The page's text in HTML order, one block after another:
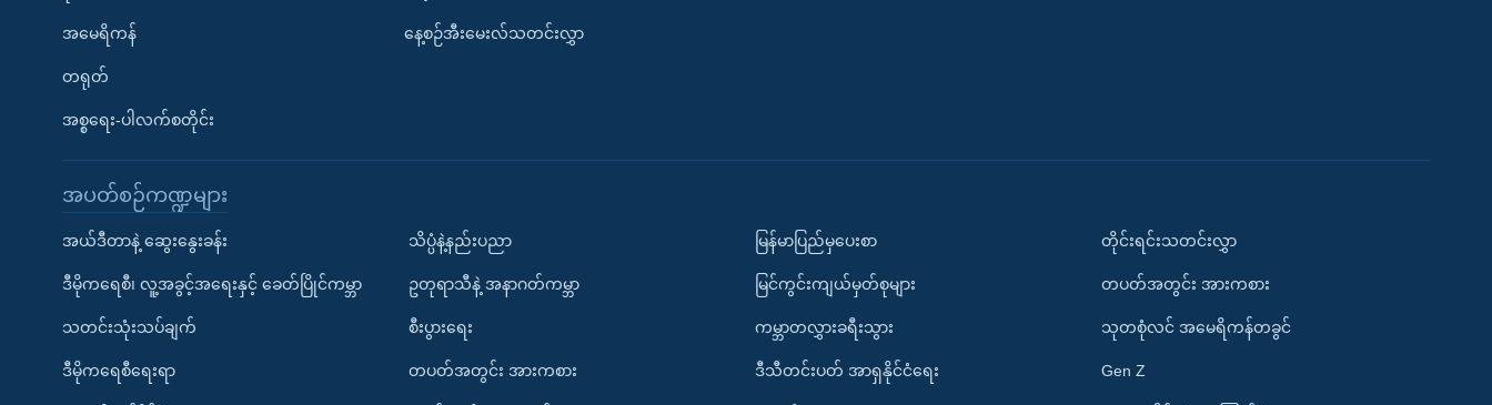
အမေရိကန်
တရုတ်
အစ္စရေး-ပါလက်စတိုင်း
နေ့စဉ်အီးမေးလ်သတင်းလွှာ
အပတ်စဉ်ကဏ္ဍများ
အယ်ဒီတာနဲ့ ဆွေးနွေးခန်း
ဒီမိုကရေစီ၊ လူ့အခွင့်အရေးနှင့် ခေတ်ပြိုင်ကမ္ဘာ
သတင်းသုံးသပ်ချက်
ဒီမိုကရေစီရေးရာ
သိပ္ပံနဲ့နည်းပညာ
ဥတုရာသီနဲ့ အနာဂတ်ကမ္ဘာ
စီးပွားရေး
တပတ်အတွင်း အားကစား
မြန်မာပြည်မှပေးစာ
မြင်ကွင်းကျယ်မှတ်စုများ
ကမ္ဘာတလွှားခရီးသွား
ဒီသီတင်းပတ် အာရှနိုင်ငံရေး
တိုင်းရင်းသတင်းလွှာ
တပတ်အတွင်း အားကစား
သုတစုံလင် အမေရိကန်တခွင်
Gen Z